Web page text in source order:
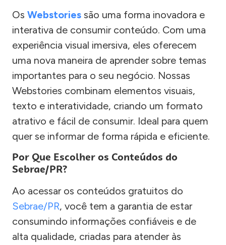
Os Webstories são uma forma inovadora e
interativa de consumir conteúdo. Com uma
experiência visual imersiva, eles oferecem
uma nova maneira de aprender sobre temas
importantes para o seu negócio. Nossas
Webstories combinam elementos visuais,
texto e interatividade, criando um formato
atrativo e fácil de consumir. Ideal para quem
quer se informar de forma rápida e eficiente.
Por Que Escolher os Conteúdos do
Sebrae/PR?
Ao acessar os conteúdos gratuitos do
Sebrae/PR, você tem a garantia de estar
consumindo informações confiáveis e de
alta qualidade, criadas para atender às